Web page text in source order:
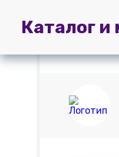
Каталог